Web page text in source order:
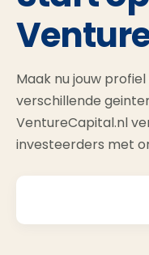
Maak nu jouw
verschillende
VentureCapital.nl
investeerders met